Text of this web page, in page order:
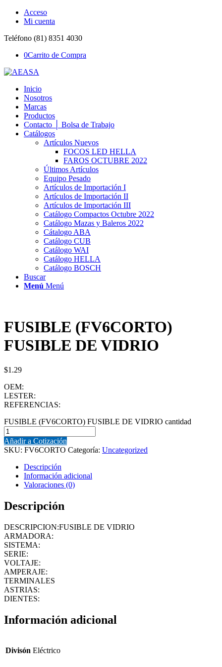
Acceso
Mi cuenta
Teléfono (81) 8351 4030
0Carrito de Compra
Inicio
Nosotros
Marcas
Productos
Contacto │ Bolsa de Trabajo
Catálogos
Artículos Nuevos
FOCOS LED HELLA
FAROS OCTUBRE 2022
Últimos Artículos
Equipo Pesado
Artículos de Importación I
Artículos de Importación II
Artículos de Importación III
Catálogo Compactos Octubre 2022
Catálogo Mazas y Baleros 2022
Cátalogo ABA
Catálogo CUB
Catálogo WAI
Catálogo HELLA
Catálogo BOSCH
Buscar
Menú Menú
FUSIBLE (FV6CORTO)
FUSIBLE DE VIDRIO
$1.29
OEM:
LESTER:
REFERENCIAS:
FUSIBLE (FV6CORTO) FUSIBLE DE VIDRIO cantidad
Añadir a Cotización
SKU: FV6CORTO Categoría: Uncategorized
Descripción
Información adicional
Valoraciones (0)
Descripción
DESCRIPCION:FUSIBLE DE VIDRIO
ARMADORA:
SISTEMA:
SERIE:
VOLTAJE:
AMPERAJE:
TERMINALES
ASTRIAS:
DIENTES:
Información adicional
Divisón Eléctrico